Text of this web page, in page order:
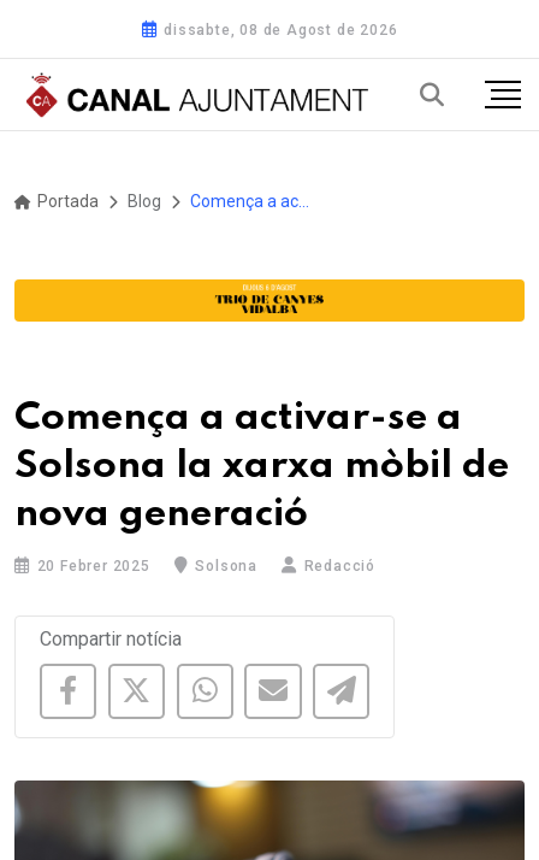
dissabte, 08 de Agost de 2026
Portada Blog
Comença a activar-se a
Solsona la xarxa mòbil de
nova generació
20 Febrer 2025 Solsona Redacció
Compartir notícia